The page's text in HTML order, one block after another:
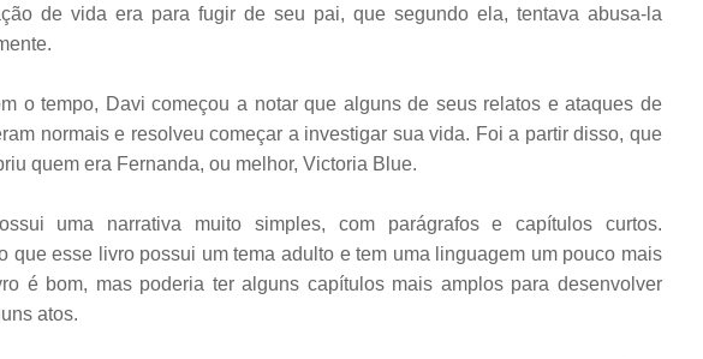
de vida era para fugir de seu pai, que segundo ela, tentava abusa-la
o tempo, Davi começou a notar que alguns de seus relatos e ataques de
normais e resolveu começar a investigar sua vida. Foi a partir disso, que
quem era Fernanda, ou melhor, Victoria Blue.
uma narrativa muito simples, com parágrafos e capítulos curtos.
que esse livro possui um tema adulto e tem uma linguagem um pouco mais
é bom, mas poderia ter alguns capítulos mais amplos para desenvolver
atos.